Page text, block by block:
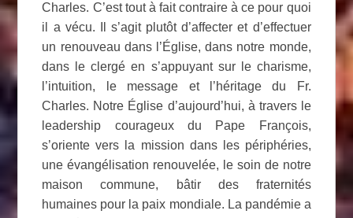
Charles. C’est tout à fait contraire à ce pour quoi
il a vécu. Il s’agit plutôt d’affecter et d’effectuer
un renouveau dans l’Église, dans notre monde,
dans le clergé en s’appuyant sur le charisme,
l’intuition, le message et l’héritage du Fr.
Charles. Notre Église d’aujourd’hui, à travers le
leadership courageux du Pape François,
s’oriente vers la mission dans les périphéries,
une évangélisation renouvelée, le soin de notre
maison commune, bâtir des fraternités
humaines pour la paix mondiale. La pandémie a